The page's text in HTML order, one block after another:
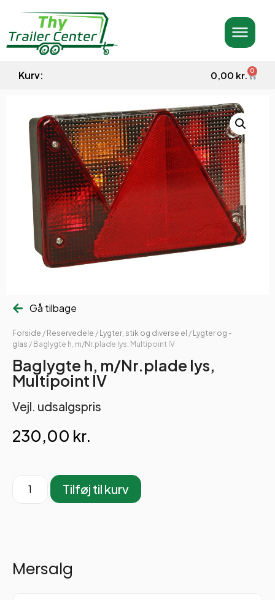
Kurv: 0,00 kr. 0
Gå tilbage
Forside / Reservedele / Lygter, stik og diverse el / Lygter og -
glas / Baglygte h, m/Nr.plade lys, Multipoint IV
Baglygte h, m/Nr.plade lys,
Multipoint IV
Vejl. udsalgspris
230,00 kr.
Tilføj til kurv
Mersalg